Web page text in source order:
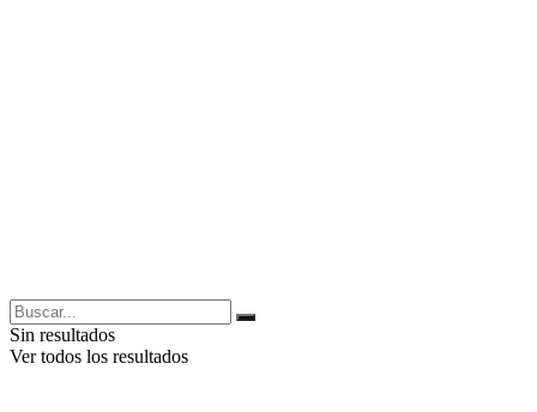
Sin resultados
Ver todos los resultados